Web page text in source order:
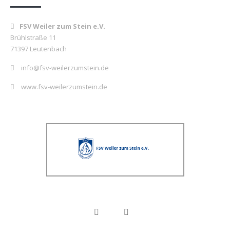
FSV Weiler zum Stein e.V.
Brühlstraße 11
71397 Leutenbach
info@fsv-weilerzumstein.de
www.fsv-weilerzumstein.de